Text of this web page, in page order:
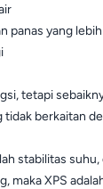
panas yang
tetapi
tidak berkaitan
stabilitas
maka XPS